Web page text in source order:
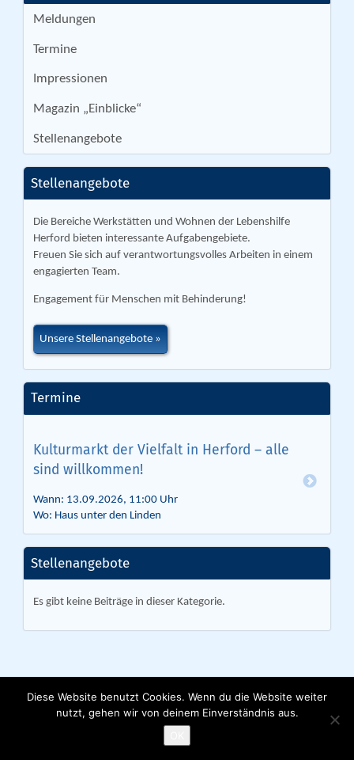
Meldungen
Termine
Impressionen
Magazin „Einblicke“
Stellenangebote
Stellenangebote
Die Bereiche Werkstätten und Wohnen der Lebenshilfe
Herford bieten interessante Aufgabengebiete.
Freuen Sie sich auf verantwortungsvolles Arbeiten in einem
engagierten Team.
Engagement für Menschen mit Behinderung!
Unsere Stellenangebote
Termine
Kulturmarkt der Vielfalt in Herford – alle
sind willkommen!
Wann: 13.09.2026, 11:00 Uhr
Wo: Haus unter den Linden
Stellenangebote
Es gibt keine Beiträge in dieser Kategorie.
Lebenshilfe Herford e. V. | Ackerstraße 31 | 32051 Herford | Tel. 05221
Diese Website benutzt Cookies. Wenn du die Website weiter
nutzt, gehen wir von deinem Einverständnis aus.